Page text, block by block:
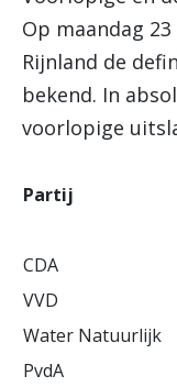
Op maandag
Rijnland de
bekend. In
voorlopige
Partij
CDA
VVD
Water Natuurlijk
PvdA